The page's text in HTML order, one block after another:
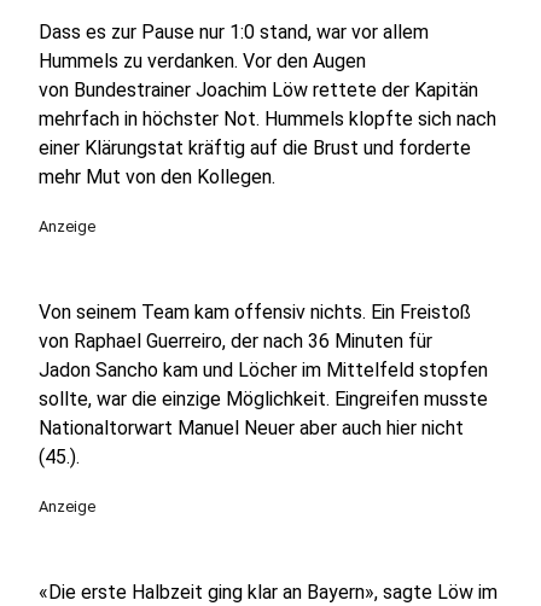
Dass es zur Pause nur 1:0 stand, war vor allem
Hummels zu verdanken. Vor den Augen
von Bundestrainer Joachim Löw rettete der Kapitän
mehrfach in höchster Not. Hummels klopfte sich nach
einer Klärungstat kräftig auf die Brust und forderte
mehr Mut von den Kollegen.
Anzeige
Von seinem Team kam offensiv nichts. Ein Freistoß
von Raphael Guerreiro, der nach 36 Minuten für
Jadon Sancho kam und Löcher im Mittelfeld stopfen
sollte, war die einzige Möglichkeit. Eingreifen musste
Nationaltorwart Manuel Neuer aber auch hier nicht
(45.).
Anzeige
«Die erste Halbzeit ging klar an Bayern», sagte Löw im